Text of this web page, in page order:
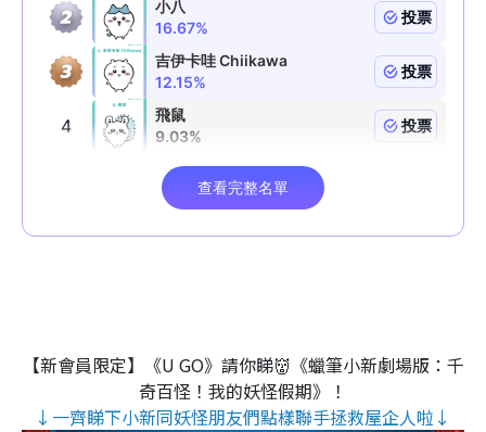
【新會員限定】《U GO》請你睇👹《蠟筆小新劇場版：千
奇百怪！我的妖怪假期》！
↓一齊睇下小新同妖怪朋友們點樣聯手拯救屋企人啦↓